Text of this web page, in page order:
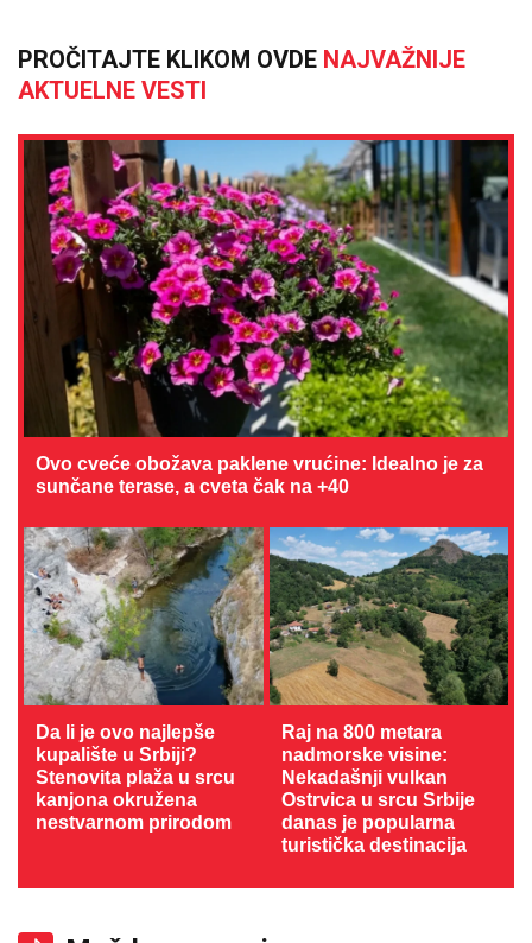
PROČITAJTE KLIKOM OVDE NAJVAŽNIJE
AKTUELNE VESTI
Ovo cveće obožava paklene vrućine: Idealno je za
sunčane terase, a cveta čak na +40
Da li je ovo najlepše
kupalište u Srbiji?
Stenovita plaža u srcu
kanjona okružena
nestvarnom prirodom
Raj na 800 metara
nadmorske visine:
Nekadašnji vulkan
Ostrvica u srcu Srbije
danas je popularna
turistička destinacija